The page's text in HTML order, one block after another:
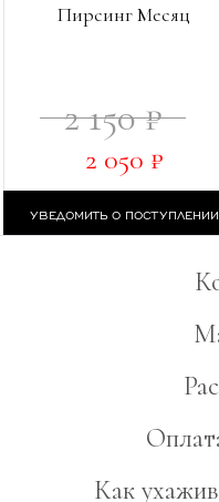
Пирсинг Месяц
2 150 ₽
2 050 ₽
УВЕДОМИТЬ О ПОСТУПЛЕНИИ
Как